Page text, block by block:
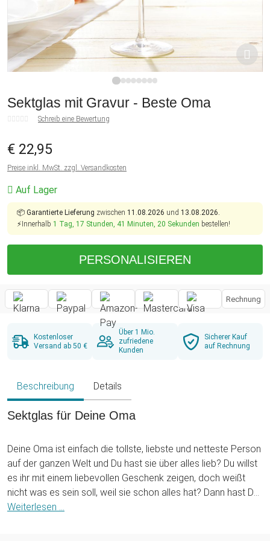
Sektglas mit Gravur - Beste Oma
Schreib eine Bewertung
€ 22,95
Preise inkl. MwSt. zzgl. Versandkosten
Auf Lager
📦 Garantierte Lieferung zwischen 11.08.2026 und 13.08.2026.
⚡Innerhalb 1 Tag, 17 Stunden, 41 Minuten, 20 Sekunden bestellen!
PERSONALISIEREN
Rechnung
Kostenloser
Versand ab 50 €
Über 1 Mio.
zufriedene
Kunden
Sicherer Kauf
auf Rechnung
Beschreibung Details
Sektglas für Deine Oma
Deine Oma ist einfach die tollste, liebste und netteste Person
auf der ganzen Welt und Du hast sie über alles lieb? Du willst
es ihr mit einem liebevollen Geschenk zeigen, doch weißt
nicht was es sein soll, weil sie schon alles hat? Dann hast Du
mit unserem Sektglas mit Gravur - beste Oma garantiert das
Weiterlesen ...